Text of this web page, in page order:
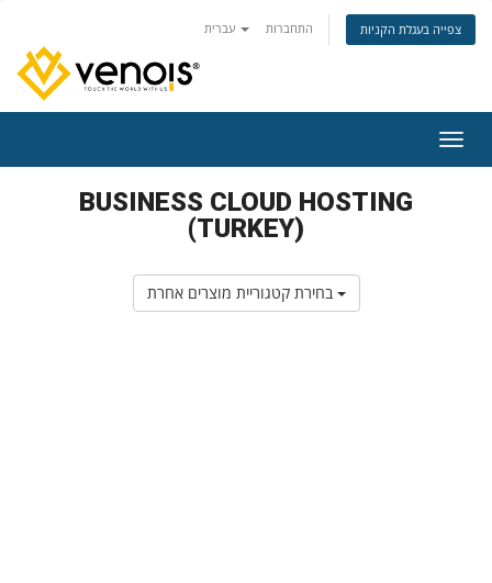
התחברות צפייה בעגלת הקניות
BUSINESS CLOUD HOSTING
(TURKEY)
בחירת קטגוריית מוצרים אחרת